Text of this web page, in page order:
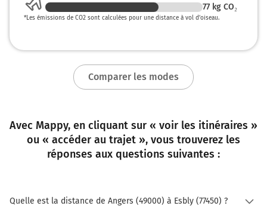
Sortir et rejoindre Échangeur de Bailly-Romainvilliers.
14
Prendre à gauche et rejoindre Avenue Paul Séramy.
D344
Bailly-Romainvilliers
323 km
77 kg CO₂
*Les émissions de CO2 sont calculées pour une distance à vol d’oiseau.
Comparer les modes
Avec Mappy, en cliquant sur « voir les itinéraires »
ou « accéder au trajet », vous trouverez les
réponses aux questions suivantes :
Quelle est la distance de Angers (49000) à Esbly (77450) ?